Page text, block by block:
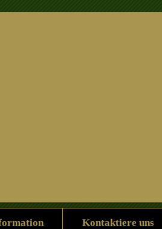
Information kontaktiere uns
Kontaktiere uns